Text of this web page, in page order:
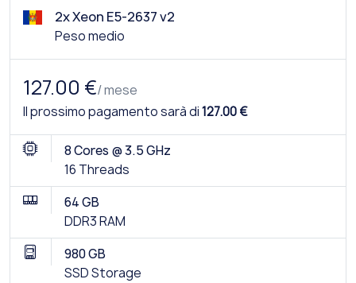
2x Xeon E5-2637 v2
Peso medio
127.00 €/ mese
Il prossimo pagamento sarà di127.00 €
8 Cores @ 3.5 GHz
16 Threads
64 GB
DDR3 RAM
980 GB
SSD Storage